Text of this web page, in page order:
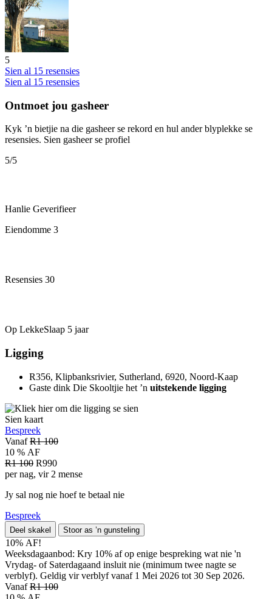
5
Sien al 15 resensies
Sien al 15 resensies
Ontmoet jou gasheer
Kyk ’n bietjie na die gasheer se rekord en hul ander blyplekke se
resensies. Sien gasheer se profiel
5/5
Hanlie Geverifieer
Eiendomme 3
Resensies 30
Op LekkeSlaap 5 jaar
Ligging
R356, Klipbanksrivier, Sutherland, 6920, Noord-Kaap
Gaste dink Die Skooltjie het ’n uitstekende ligging
Sien kaart
Bespreek
Vanaf R1 100
10 % AF
R1 100 R990
per nag, vir 2 mense
Jy sal nog nie hoef te betaal nie
Bespreek
Deel skakel Stoor as ’n gunsteling
10% AF!
Weeksdagaanbod: Kry 10% af op enige bespreking wat nie 'n
Vrydag- of Saterdagaand insluit nie (minimum twee nagte se
verblyf). Geldig vir verblyf vanaf 1 Mei 2026 tot 30 Sep 2026.
Vanaf R1 100